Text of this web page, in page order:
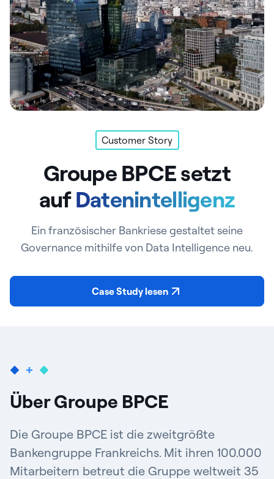
Customer Story
Groupe BPCE setzt
aufDatenintelligenz
Ein französischer Bankriese gestaltet seine
Governance mithilfe von Data Intelligence neu.
Case Study lesen
Über Groupe BPCE
Die Groupe BPCE ist die zweitgrößte
Bankengruppe Frankreichs. Mit ihren 100.000
Mitarbeitern betreut die Gruppe weltweit 35